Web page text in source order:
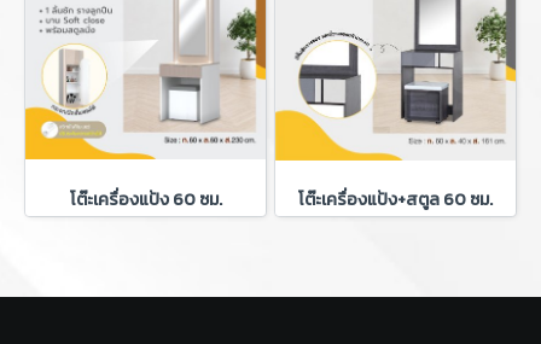
โต๊ะเครื่องแป้ง 60 ซม. โต๊ะเครื่องแป้ง+สตูล 60 ซม.